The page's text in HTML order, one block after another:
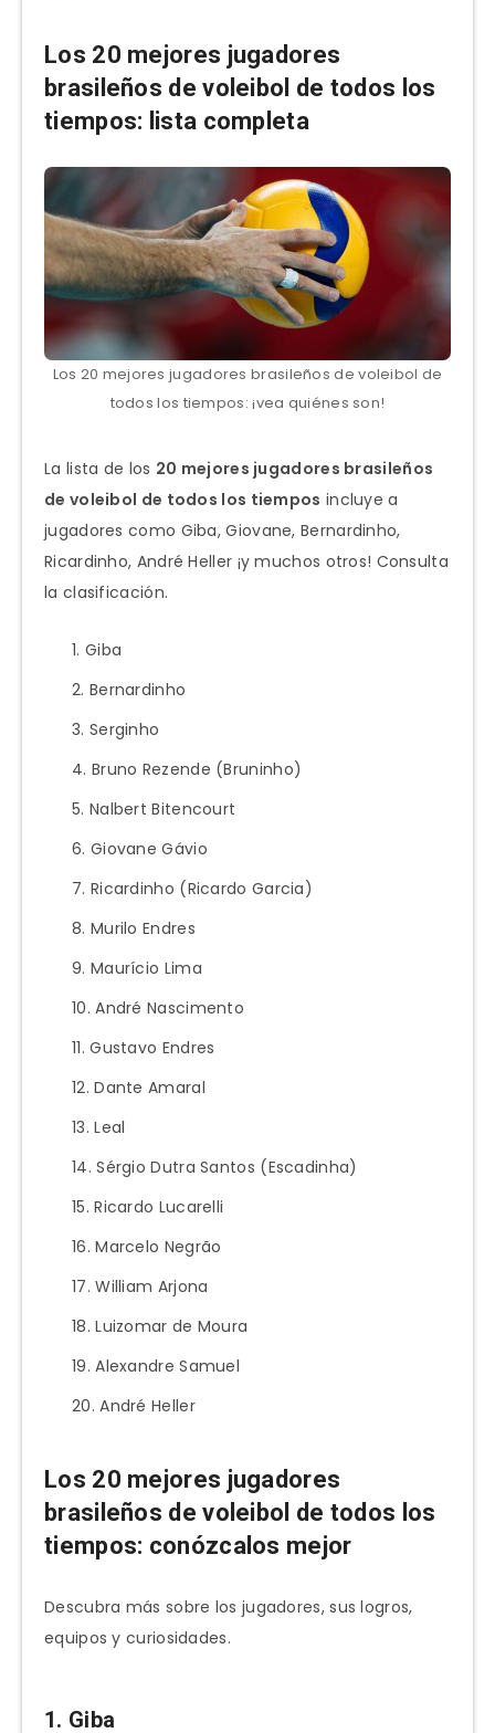
Los 20 mejores jugadores
brasileños de voleibol de todos los
tiempos: lista completa
Los 20 mejores jugadores brasileños de voleibol de
todos los tiempos: ¡vea quiénes son!
La lista de los 20 mejores jugadores brasileños
de voleibol de todos los tiempos incluye a
jugadores como Giba, Giovane, Bernardinho,
Ricardinho, André Heller ¡y muchos otros! Consulta
la clasificación.
Giba
Bernardinho
Serginho
Bruno Rezende (Bruninho)
Nalbert Bitencourt
Giovane Gávio
Ricardinho (Ricardo Garcia)
Murilo Endres
Maurício Lima
André Nascimento
Gustavo Endres
Dante Amaral
Leal
Sérgio Dutra Santos (Escadinha)
Ricardo Lucarelli
Marcelo Negrão
William Arjona
Luizomar de Moura
Alexandre Samuel
André Heller
Los 20 mejores jugadores
brasileños de voleibol de todos los
tiempos: conózcalos mejor
Descubra más sobre los jugadores, sus logros,
equipos y curiosidades.
1. Giba